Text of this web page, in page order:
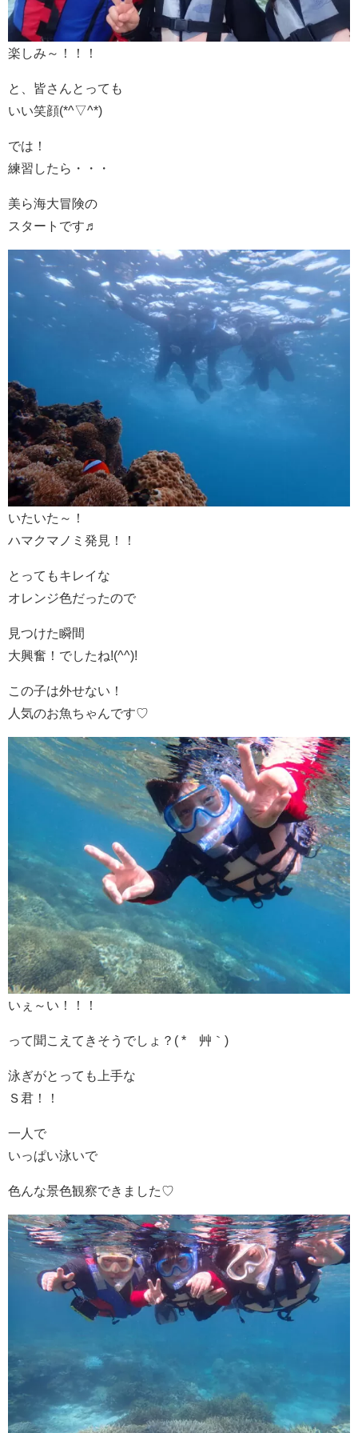
楽しみ～！！！
と、皆さんとっても
いい笑顔(*^▽^*)
では！
練習したら・・・
美ら海大冒険の
スタートです♬
いたいた～！
ハマクマノミ発見！！
とってもキレイな
オレンジ色だったので
見つけた瞬間
大興奮！でしたね!(^^)!
この子は外せない！
人気のお魚ちゃんです♡
いぇ～い！！！
って聞こえてきそうでしょ？( *´艸｀)
泳ぎがとっても上手な
Ｓ君！！
一人で
いっぱい泳いで
色んな景色観察できました♡